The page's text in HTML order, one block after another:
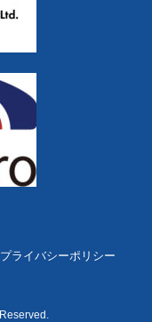
プライバシーポリシー